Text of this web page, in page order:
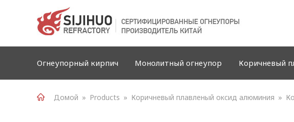
Огнеупорный кирпич Монолитный огнеупор Коричневый
 Домой » Products » Коричневый плавленый оксид алюминия »